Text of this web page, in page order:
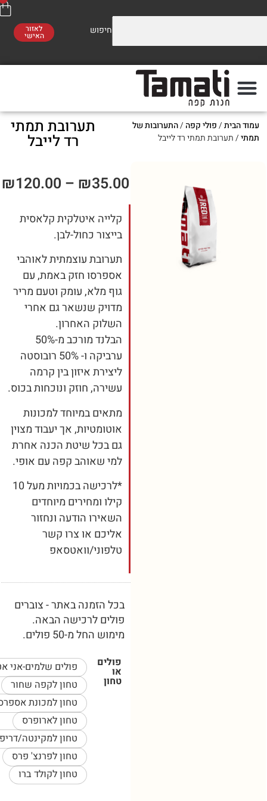
ברכישה מעל 300 ₪
לאזור
האישי
קפה/התערובות של
רד לייבל
תערובת תמתי
35.00
–
₪ 120.00
קלייה איטלקית קלאסית
בייצור כחול-לבן.
תערובת עוצמתית לאוהבי
אספרסו חזק באמת, עם
גוף מלא, עומק וטעם מריר
מדויק שנשאר גם אחרי
השלוק האחרון.
הבלנד מורכב מ-50%
ערביקה ו- 50% רובוסטה
ליצירת איזון בין קרמה
עשירה, חוזק ונוכחות בכוס.
מתאים במיוחד למכונות
אוטומטיות, אך יעבוד מצוין
גם בכל שיטת הכנה אחרת
למי שאוהב קפה עם אופי.
*לרכישה בכמויות מעל 10
קילו ומחירים מיוחדים
השאירו הודעה ונחזור
אליכם או צרו קשר
טלפוני/וואטסאפ
בכל הזמנה באתר - צוברים
פולים לרכישה הבאה.
מימוש החל מ-50 פולים.
פולים שלמים-אני אטחן בעצמי
טחון לקפה שחור
טחון למכונת אספרסו
טחון לארופרס
טחון למקינטה/דריפ/קמקס
טחון לפרנצ' פרס
טחון לקולד ברו